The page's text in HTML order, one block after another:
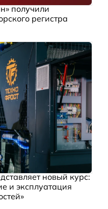
получили
регистра
новый курс:
и эксплуатация